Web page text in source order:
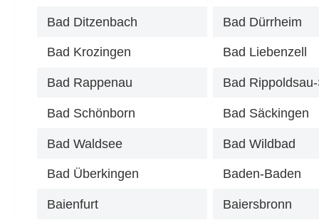
Bad Ditzenbach Bad Dürrheim
Bad Krozingen Bad Liebenzell
Bad Rappenau
Bad Schönborn Bad Säckingen
Bad Waldsee Bad Wildbad
Bad Überkingen Baden-Baden
Baienfurt Baiersbronn